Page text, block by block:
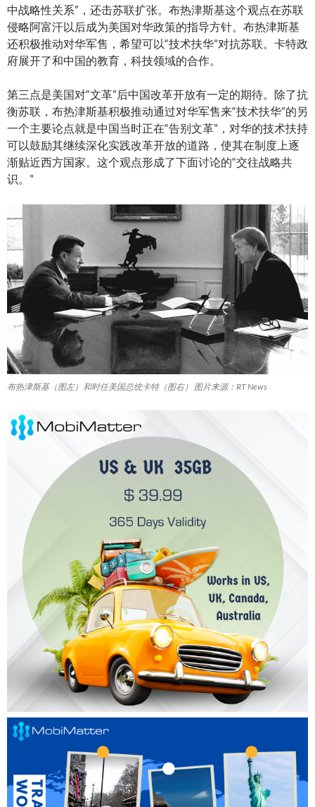
中战略性关系”，还击苏联扩张。布热津斯基这个观点在苏联
侵略阿富汗以后成为美国对华政策的指导方针。布热津斯基
还积极推动对华军售，希望可以“技术扶华”对抗苏联。卡特政
府展开了和中国的教育，科技领域的合作。
第三点是美国对“文革”后中国改革开放有一定的期待。除了抗
衡苏联，布热津斯基积极推动通过对华军售来“技术扶华”的另
一个主要论点就是中国当时正在“告别文革”，对华的技术扶持
可以鼓励其继续深化实践改革开放的道路，使其在制度上逐
渐贴近西方国家。这个观点形成了下面讨论的“交往战略共
识。”
布热津斯基（图左）和时任美国总统卡特（图右） 图片来源：RT News